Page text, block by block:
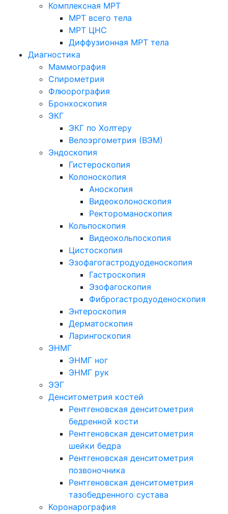
Комплексная МРТ
МРТ всего тела
МРТ ЦНС
Диффузионная МРТ тела
Диагностика
Маммография
Спирометрия
Флюорография
Бронхоскопия
ЭКГ
ЭКГ по Холтеру
Велоэргометрия (ВЭМ)
Эндоскопия
Гистероскопия
Колоноскопия
Аноскопия
Видеоколоноскопия
Ректороманоскопия
Кольпоскопия
Видеокольпоскопия
Цистоскопия
Эзофагогастродуоденоскопия
Гастроскопия
Эзофагоскопия
Фиброгастродуоденоскопия
Энтероскопия
Дерматоскопия
Ларингоскопия
ЭНМГ
ЭНМГ ног
ЭНМГ рук
ЭЭГ
Денситометрия костей
Рентгеновская денситометрия
бедренной кости
Рентгеновская денситометрия
шейки бедра
Рентгеновская денситометрия
позвоночника
Рентгеновская денситометрия
тазобедренного сустава
Коронарография